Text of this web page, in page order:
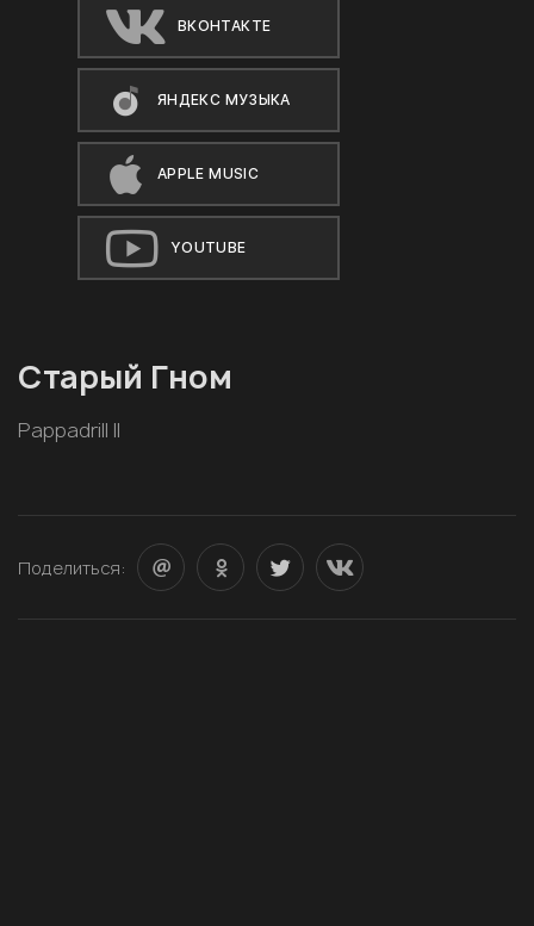
ВКОНТАКТЕ
ЯНДЕКС МУЗЫКА
APPLE MUSIC
YOUTUBE
Старый Гном
Pappadrill II
Поделиться: